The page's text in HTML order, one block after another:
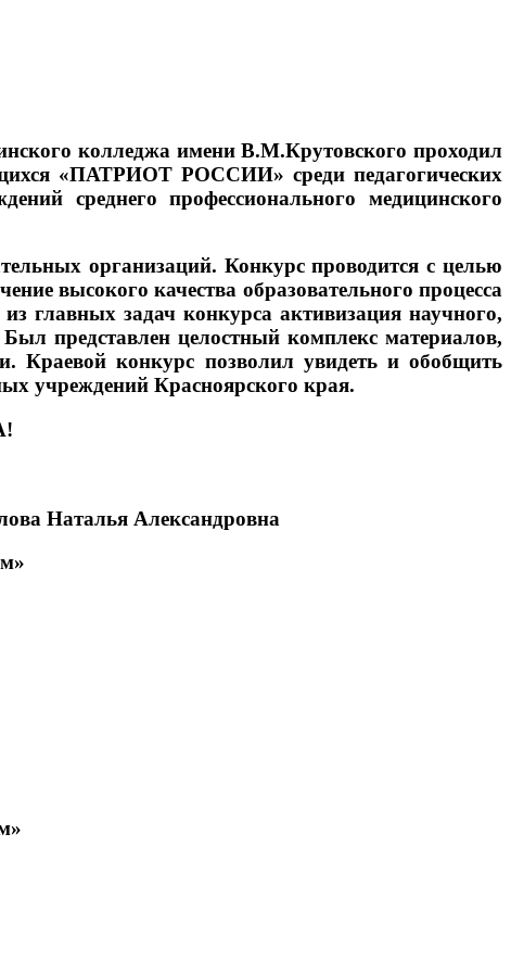
колледжа имени В.М.Крутовского проходил
«ПАТРИОТ РОССИИ» среди педагогических
среднего профессионального медицинского
организаций. Конкурс проводится с целью
высокого качества образовательного процесса
главных задач конкурса активизация научного,
представлен целостный комплекс материалов,
Краевой конкурс позволил увидеть и обобщить
учреждений Красноярского края.
Наталья Александровна
»